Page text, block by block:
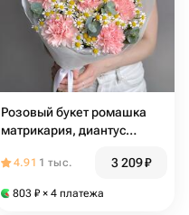
Розовый букет ромашка
матрикария, диантус
эвкалипт
4.91 1 тыс. 3 209₽
803 ₽ × 4 платежа